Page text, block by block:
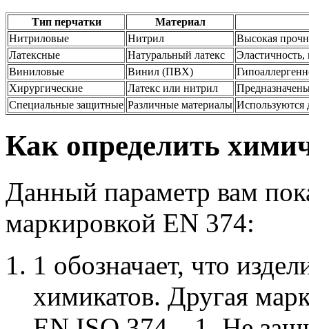
Тип перчатки
Материал
Нитриловые
Нитрил
Высокая
Латексные
Натуральный латекс
Эластичность,
Виниловые
Винил (ПВХ)
Хирургические
Латекс или нитрил
Специальные защитные Различные материалы Используются
Как определить
Данный параметр вам
маркировкой EN 374:
1 обозначает, что
химикатов. Другая